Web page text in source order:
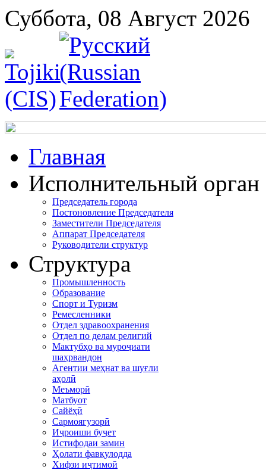
Суббота, 08 Август 2026
Главная
Исполнительный орган
Председатель города
Постоновление Председателя
Заместители Председателя
Аппарат Председателя
Руководители структур
Структура
Промышленность
Образование
Спорт и Туризм
Ремесленники
Отдел здравоохранения
Отдел по делам религий
Мактубҳо ва муроҷиати
шаҳрвандон
Агентии меҳнат ва шуғли
аҳолӣ
Меъморӣ
Матбуот
Сайёҳӣ
Сармоягузорӣ
Иҷроиши буҷет
Истифодаи замин
Ҳолати фавқулодда
Хифзи иҷтимоӣ